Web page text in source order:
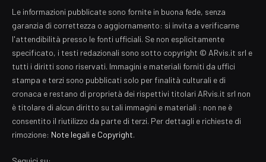
Le informazioni pubblicate sono fornite in buona fede, senza
garanzia di correttezza o aggiornamento: si invita a verificarne
l'attendibilità presso le fonti ufficiali. Se non esplicitamente
specificato, i testi redazionali sono sotto copyright © ARvis.it srl e
tutti i diritti sono riservati. Immagini e materiali forniti da uffici
stampa e terzi sono pubblicati solo per finalità culturali e di
cronaca e restano di proprietà dei rispettivi titolari ARvis.it srl non
è titolare di alcun diritto su tali immagini e materiali : non ne è
consentito il riutilizzo da parte di terzi. Per dettagli e richieste di
rimozione: Note legali e Copyright.